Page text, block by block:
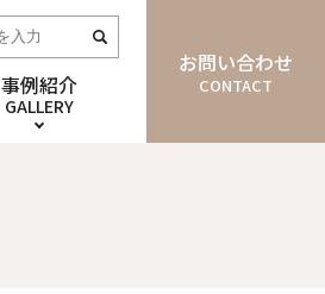
事例紹介
GALLERY
お問い合わせ
CONTACT